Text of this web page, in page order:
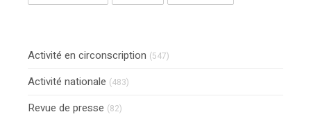
Activité en circonscription (547)
Activité nationale (483)
Revue de presse (82)